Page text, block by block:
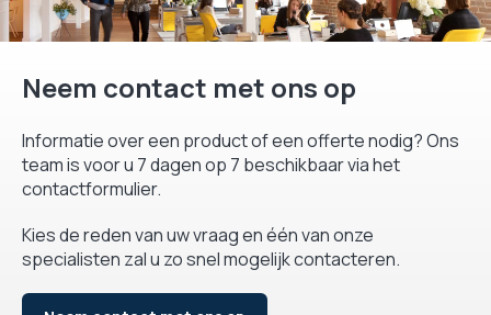
Neem contact met ons op
Informatie over een product of een offerte nodig? Ons
team is voor u 7 dagen op 7 beschikbaar via het
contactformulier.
Kies de reden van uw vraag en één van onze
specialisten zal u zo snel mogelijk contacteren.